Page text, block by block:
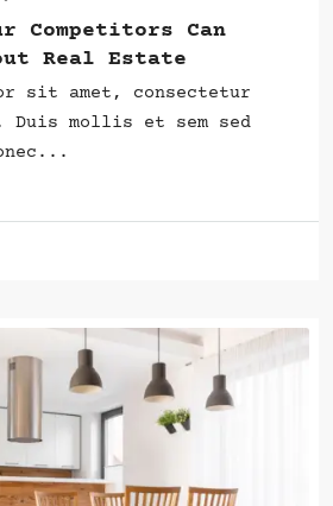
Competitors Can
Real Estate
sit amet, consectetur
mollis et sem sed